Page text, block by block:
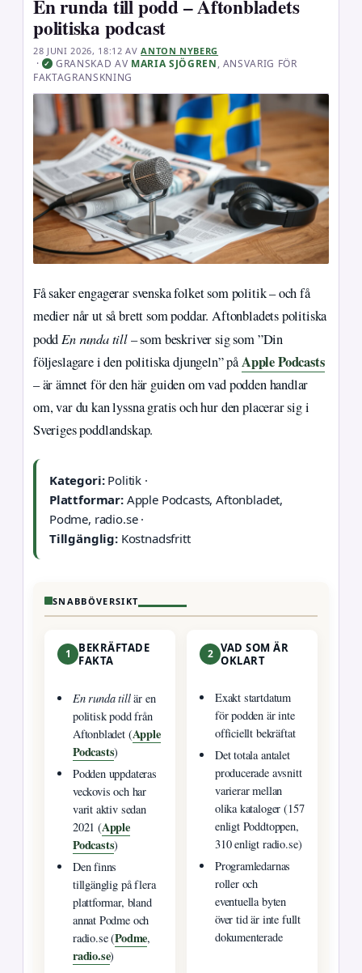
En runda till podd – Aftonbladets
politiska podcast
28 JUNI 2026, 18:12 AVANTON NYBERG
· ✓ GRANSKAD AV MARIA SJÖGREN, ANSVARIG FÖR
FAKTAGRANSKNING
Få saker engagerar svenska folket som politik – och få
medier når ut så brett som poddar. Aftonbladets politiska
poddEn runda till– som beskriver sig som ”Din
följeslagare i den politiska djungeln” påApple Podcasts
– är ämnet för den här guiden om vad podden handlar
om, var du kan lyssna gratis och hur den placerar sig i
Sveriges poddlandskap.
Kategori:Politik ·
Plattformar:Apple Podcasts, Aftonbladet,
Podme, radio.se ·
Tillgänglig:Kostnadsfritt
SNABBÖVERSIKT
1
BEKRÄFTADE
FAKTA
En runda tillär en
politisk podd från
Aftonbladet (Apple
Podcasts)
Podden uppdateras
veckovis och har
varit aktiv sedan
2021 (Apple
Podcasts)
Den finns
tillgänglig på flera
plattformar, bland
annat Podme och
radio.se (Podme,
radio.se)
2 VAD SOM ÄR
OKLART
Exakt startdatum
för podden är inte
officiellt bekräftat
Det totala antalet
producerade avsnitt
varierar mellan
olika kataloger (157
enligt Poddtoppen,
310 enligt radio.se)
Programledarnas
roller och
eventuella byten
över tid är inte fullt
dokumenterade